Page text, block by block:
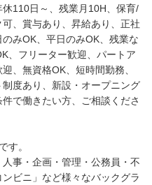
110日～、残業月10H、保育/
、賞与あり、昇給あり、正社
みOK、平日のみOK、残業な
、フリーター歓迎、パートア
、無資格OK、短時間勤務、
度あり、新設・オープニング
で働きたい方、ご相談くださ
す。
人事・企画・管理・公務員・不
ビニ」など様々なバックグラ